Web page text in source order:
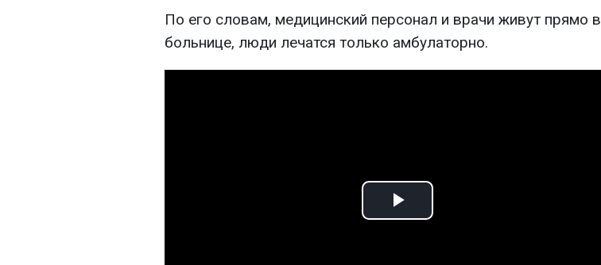
По его словам, медицинский персонал и врачи живут прямо в
больнице, люди лечатся только амбулаторно.
Play